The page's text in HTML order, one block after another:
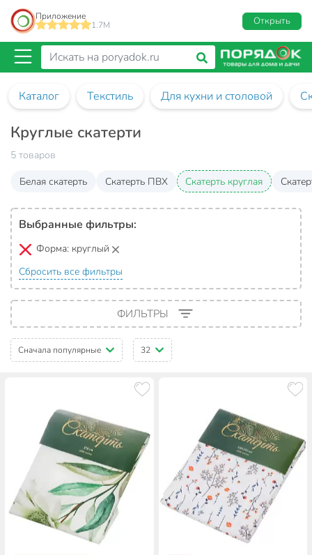
Приложение
1.7M
Открыть
Каталог Текстиль Для кухни и столовой
Круглые скатерти
5 товаров
Белая скатерть
Скатерть ПВХ Скатерть круглая
Выбранные фильтры:
Форма: круглый
Сбросить все фильтры
ФИЛЬТРЫ
Сначала популярные 32